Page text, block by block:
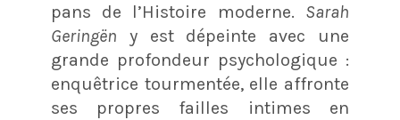
pans de l’Histoire moderne. Sarah
Geringën y est dépeinte avec une
grande profondeur psychologique :
enquêtrice tourmentée, elle affronte
ses propres failles intimes en